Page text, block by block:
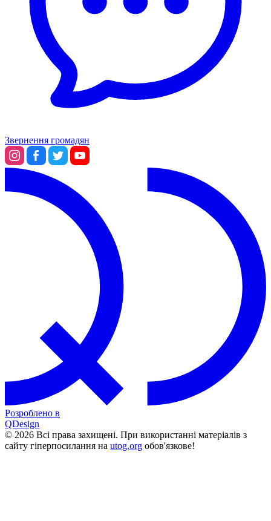
Звернення громадян
Розроблено в
QDesign
© 2026 Всі права захищені. При використанні матеріалів з
сайту гіперпосилання на utog.org обов'язкове!